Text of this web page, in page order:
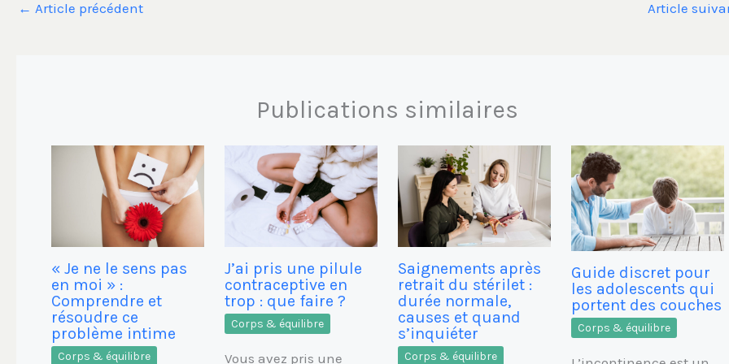
← Article précédent Article
Publications similaires
« Je ne le sens pas
en moi » :
Comprendre et
résoudre ce
problème intime
Corps & équilibre
J’ai pris une pilule
contraceptive en
trop : que faire ?
Corps & équilibre
Vous avez pris une
Saignements après
retrait du stérilet :
durée normale,
causes et quand
s’inquiéter
Corps & équilibre
Guide discret pour
les adolescents qui
portent des couches
Corps & équilibre